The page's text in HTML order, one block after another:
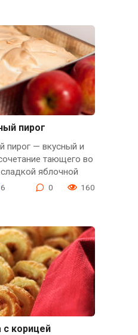
пирог
пирог — вкусный и
тающего во
сладкой яблочной
6 0 160
с корицей